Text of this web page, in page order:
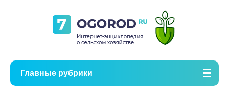
Главные рубрики